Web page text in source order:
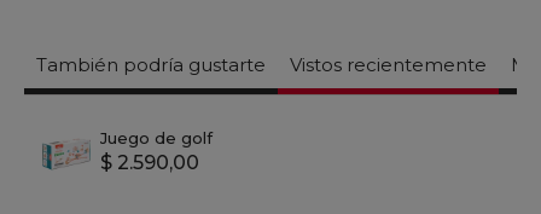
También podría gustarte Vistos recientemente
Juego de golf
$ 2.590,00